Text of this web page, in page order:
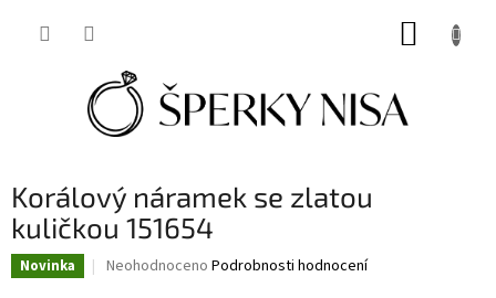
Korálový náramek se zlatou
kuličkou 151654
Novinka
Průměrné
Neohodnoceno Podrobnosti hodnocení